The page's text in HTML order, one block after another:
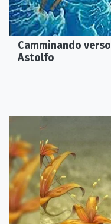
Camminando
Astolfo